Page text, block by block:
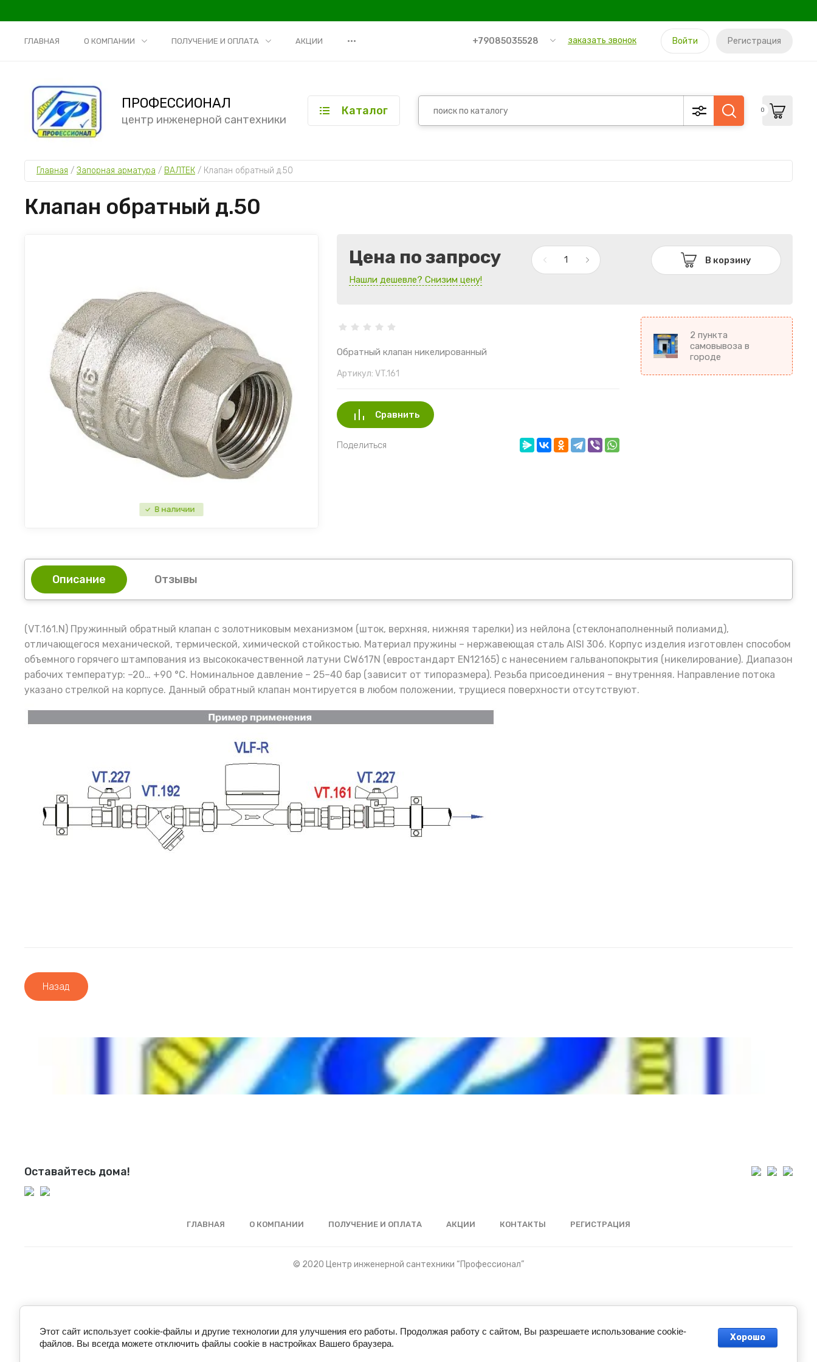
ГЛАВНАЯ О КОМПАНИИ ПОЛУЧЕНИЕ И ОПЛАТА АКЦИИ ••• +79085035528 заказать звонок Войти Регистрация
ПРОФЕССИОНАЛ
центр инженерной сантехники
Каталог 0
Главная / Запорная арматура / ВАЛТЕК / Клапан обратный д.50
Клапан обратный д.50
В наличии
Цена по запросу
В корзину
Нашли дешевле? Снизим цену!
Обратный клапан никелированный
Артикул: VT.161
Сравнить
Поделиться
2 пункта
самовывоза в
городе
Описание Отзывы
(VT.161.N) Пружинный обратный клапан с золотниковым механизмом (шток, верхняя, нижняя тарелки) из нейлона (стеклонаполненный полиамид),
отличающегося механической, термической, химической стойкостью. Материал пружины – нержавеющая сталь AISI 306. Корпус изделия изготовлен способом
объемного горячего штампования из высококачественной латуни CW617N (евростандарт EN12165) с нанесением гальванопокрытия (никелирование). Диапазон
рабочих температур: –20… +90 °С. Номинальное давление – 25–40 бар (зависит от типоразмера). Резьба присоединения – внутренняя. Направление потока
указано стрелкой на корпусе. Данный обратный клапан монтируется в любом положении, трущиеся поверхности отсутствуют.
Назад
Оставайтесь дома!
ГЛАВНАЯ О КОМПАНИИ ПОЛУЧЕНИЕ И ОПЛАТА АКЦИИ КОНТАКТЫ РЕГИСТРАЦИЯ
© 2020 Центр инженерной сантехники “Профессионал”
Этот сайт использует cookie-файлы и другие технологии для улучшения его работы. Продолжая работу с сайтом, Вы разрешаете использование cookie-
файлов. Вы всегда можете отключить файлы cookie в настройках Вашего браузера.
Хорошо